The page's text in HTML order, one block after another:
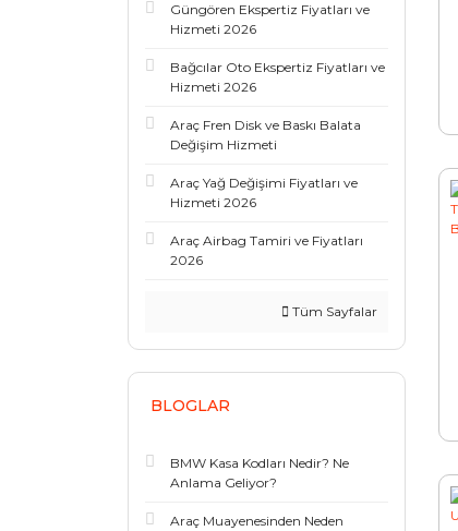
Güngören Ekspertiz Fiyatları ve
Hizmeti 2026
Bağcılar Oto Ekspertiz Fiyatları ve
Hizmeti 2026
Araç Fren Disk ve Baskı Balata
Değişim Hizmeti
Araç Yağ Değişimi Fiyatları ve
Hizmeti 2026
Araç Airbag Tamiri ve Fiyatları
2026
Tüm Sayfalar
BLOGLAR
BMW Kasa Kodları Nedir? Ne
Anlama Geliyor?
Araç Muayenesinden Neden